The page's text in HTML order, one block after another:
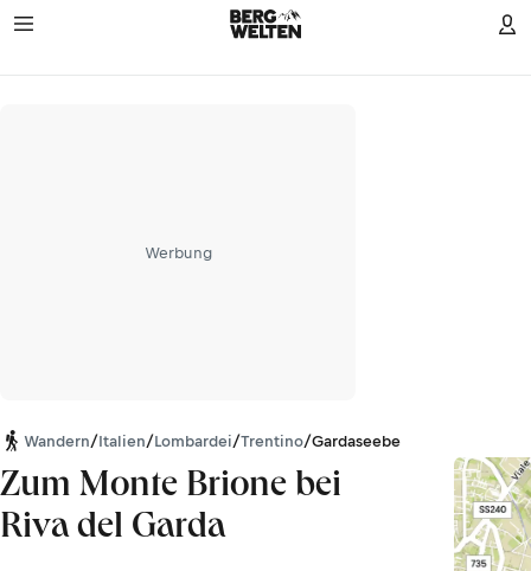
Werbung
Wandern/Italien/Lombardei/Trentino/Gardaseeberge
Zum Monte Brione bei
Riva del Garda